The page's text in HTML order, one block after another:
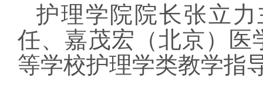
护理学院院长张立
任、嘉茂宏（北京）医
等学校护理学类教学指